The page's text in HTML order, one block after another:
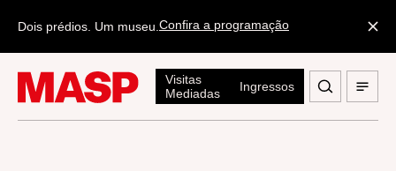
Dois prédios. Um museu. Confira a programação
Visitas
Mediadas
Ingressos